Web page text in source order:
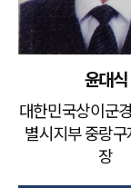
윤대식
대한민국상이군
별시지부 중랑
장